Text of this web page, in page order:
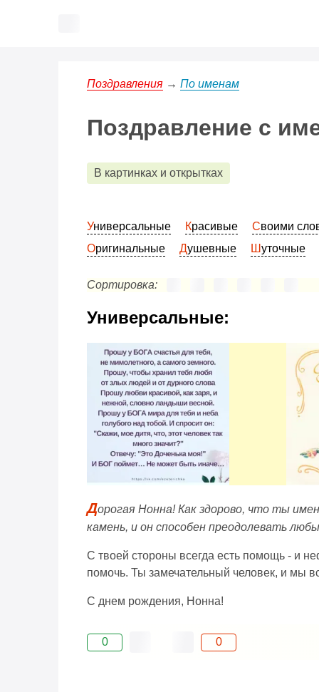
Поздравления → По именам
Поздравление с
В картинках и открытках
Универсальные Красивые
Своими
Оригинальные
Душевные Шуточные
Сортировка:
Универсальные:
Дорогая Нонна! Как здорово, что ты
камень, и он способен преодолевать
С твоей стороны всегда есть помощь - и
помочь. Ты замечательный человек, и мы
С днем рождения, Нонна!
0 0